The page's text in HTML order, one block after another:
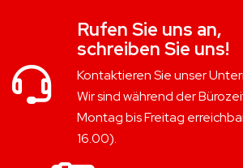
Rufen Sie uns an,
schreiben Sie uns!
Kontaktieren Sie unser
Wir sind während der
Montag bis Freitag
16.00).